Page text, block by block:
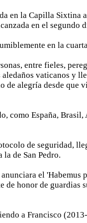
en la Capilla Sixtina
en el segundo
en la
entre fieles,
vaticanos y
de alegría desde que
como España, Brasil,
de seguridad,
de San Pedro.
el 'Habemus
de honor de guardias
a Francisco